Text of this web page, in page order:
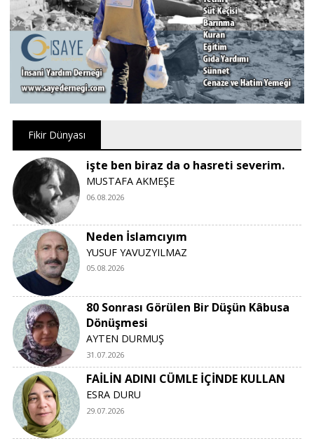
Fikir Dünyası
işte ben biraz da o hasreti severim.
MUSTAFA AKMEŞE
06.08.2026
Neden İslamcıyım
YUSUF YAVUZYILMAZ
05.08.2026
80 Sonrası Görülen Bir Düşün Kâbusa
Dönüşmesi
AYTEN DURMUŞ
31.07.2026
FAİLİN ADINI CÜMLE İÇİNDE KULLAN
ESRA DURU
29.07.2026